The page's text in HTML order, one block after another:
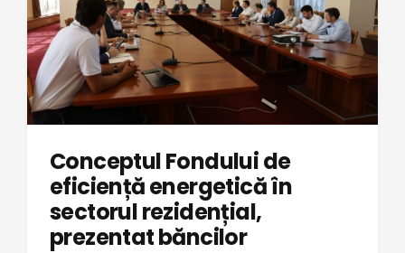
Conceptul Fondului de
eficiență energetică în
sectorul rezidențial,
prezentat băncilor